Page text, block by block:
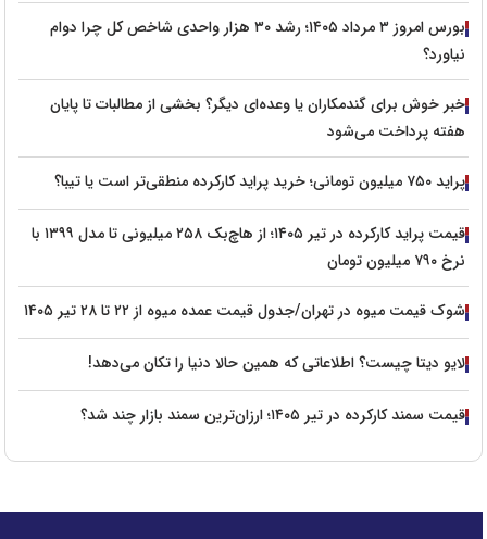
بورس امروز ۳ مرداد ۱۴۰۵؛ رشد ۳۰ هزار واحدی شاخص کل چرا دوام
نیاورد؟
خبر خوش برای گندمکاران یا وعده‌ای دیگر؟ بخشی از مطالبات تا پایان
هفته پرداخت می‌شود
پراید ۷۵۰ میلیون تومانی؛ خرید پراید کارکرده منطقی‌تر است یا تیبا؟
قیمت پراید کارکرده در تیر ۱۴۰۵؛ از هاچ‌بک ۲۵۸ میلیونی تا مدل ۱۳۹۹ با
نرخ ۷۹۰ میلیون تومان
شوک قیمت میوه در تهران/جدول قیمت عمده میوه از ۲۲ تا ۲۸ تیر ۱۴۰۵
لایو دیتا چیست؟ اطلاعاتی که همین حالا دنیا را تکان می‌دهد!
قیمت سمند کارکرده در تیر ۱۴۰۵؛ ارزان‌ترین سمند بازار چند شد؟